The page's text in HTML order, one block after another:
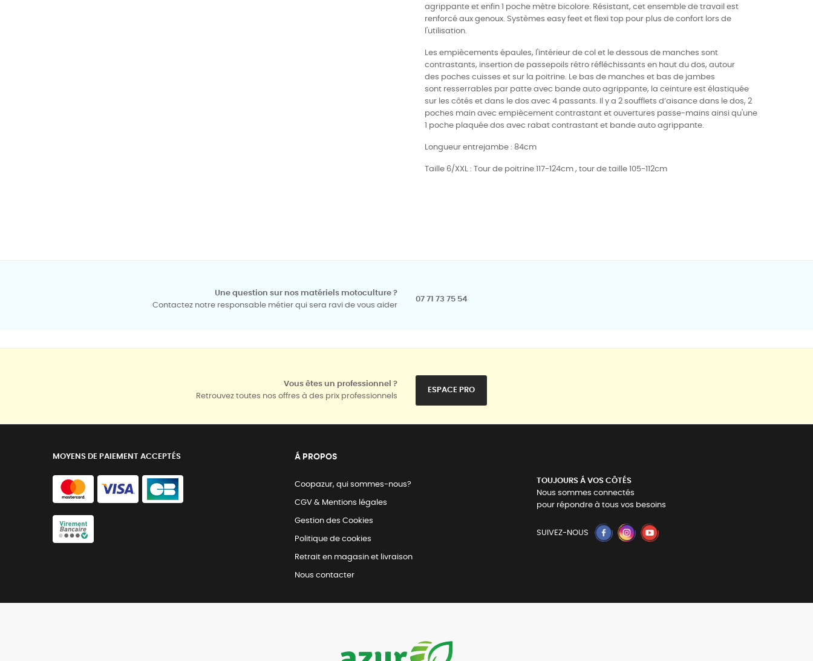
agrippante et enfin 1 poche mètre bicolore. Résistant, cet ensemble de travail est
renforcé aux genoux. Systèmes easy feet et flexi top pour plus de confort lors de
l'utilisation.
Les empiècements épaules, l' intérieur de col et le dessous de manches sont
contrastants, insertion de passepoils rétro réfléchissants en haut du dos, autour
des poches cuisses et sur la poitrine. Le bas de manches et bas de jambes
sont resserrables par patte avec bande auto agrippante, la ceinture est élastiquée
sur les côtés et dans le dos avec 4 passants. Il y a 2 soufflets d’aisance dans le dos, 2
poches main avec empiècement contrastant et ouvertures passe-mains ainsi qu'une
1 poche plaquée dos avec rabat contrastant et bande auto agrippante.
Longueur entrejambe : 84cm
Taille 6/XXL : Tour de poitrine 117-124cm , tour de taille 105-112cm
Une question sur nos matériels motoculture ?
Contactez notre responsable métier qui sera ravi de vous aider
07 71 73 75 54
Vous êtes un professionnel ?
Retrouvez toutes nos offres à des prix professionnels
ESPACE PRO
MOYENS DE PAIEMENT ACCEPTÉS Á PROPOS
Coopazur, qui sommes-nous?
CGV & Mentions légales
Gestion des Cookies
Politique de cookies
Retrait en magasin et livraison
Nous contacter
TOUJOURS Á VOS CÔTÉS
Nous sommes connectés
pour répondre à tous vos besoins
SUIVEZ-NOUS